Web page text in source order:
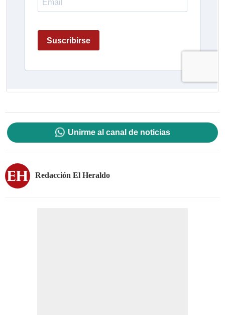
Unirme al canal de noticias
Redacción El Heraldo